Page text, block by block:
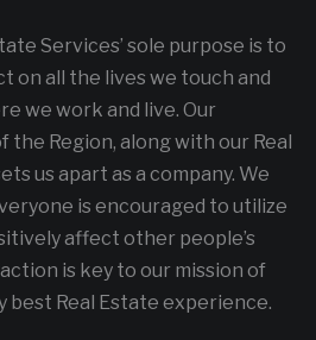
Services’ sole purpose is to
on all the lives we touch and
we work and live. Our
the Region, along with our Real
us apart as a company. We
is encouraged to utilize
affect other people’s
is key to our mission of
best Real Estate experience.